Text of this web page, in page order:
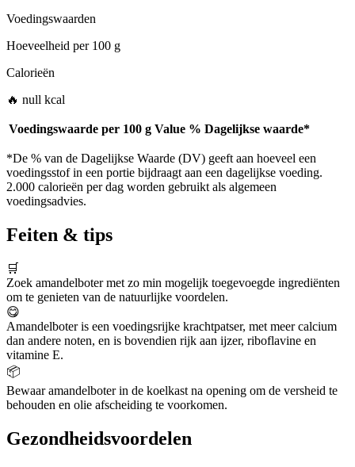
Voedingswaarden
Hoeveelheid per100 g
Calorieën
🔥 null kcal
Voedingswaarde per 100 g Value % Dagelijkse waarde*
*De % van de Dagelijkse Waarde (DV) geeft aan hoeveel een
voedingsstof in een portie bijdraagt aan een dagelijkse voeding.
2.000 calorieën per dag worden gebruikt als algemeen
voedingsadvies.
Feiten & tips
🛒
Zoek amandelboter met zo min mogelijk toegevoegde ingrediënten
om te genieten van de natuurlijke voordelen.
😋
Amandelboter is een voedingsrijke krachtpatser, met meer calcium
dan andere noten, en is bovendien rijk aan ijzer, riboflavine en
vitamine E.
📦
Bewaar amandelboter in de koelkast na opening om de versheid te
behouden en olie afscheiding te voorkomen.
Gezondheidsvoordelen